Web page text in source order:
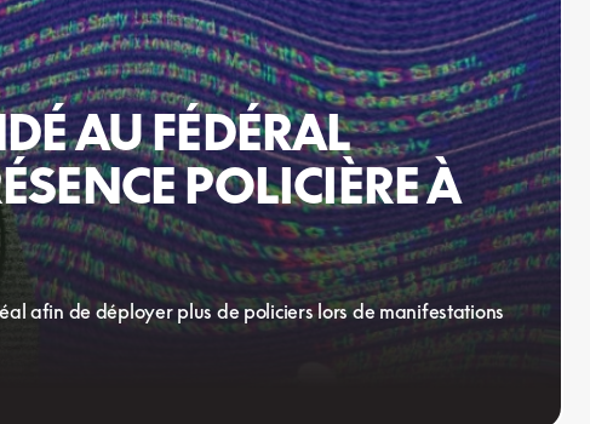
AU FÉDÉRAL
POLICIÈRE À
afin de déployer plus de policiers lors de manifestations